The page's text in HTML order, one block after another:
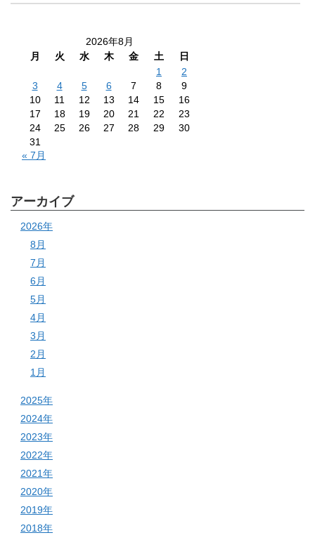
2026年8月
月
火 水 木 金 土
日
1
2
3
4 5 6 7 8
9
10
11 12 13 14 15
16
17
18 19 20 21 22
23
24
25 26 27 28 29
30
31
« 7月
アーカイブ
2026年
8月
7月
6月
5月
4月
3月
2月
1月
2025年
2024年
2023年
2022年
2021年
2020年
2019年
2018年